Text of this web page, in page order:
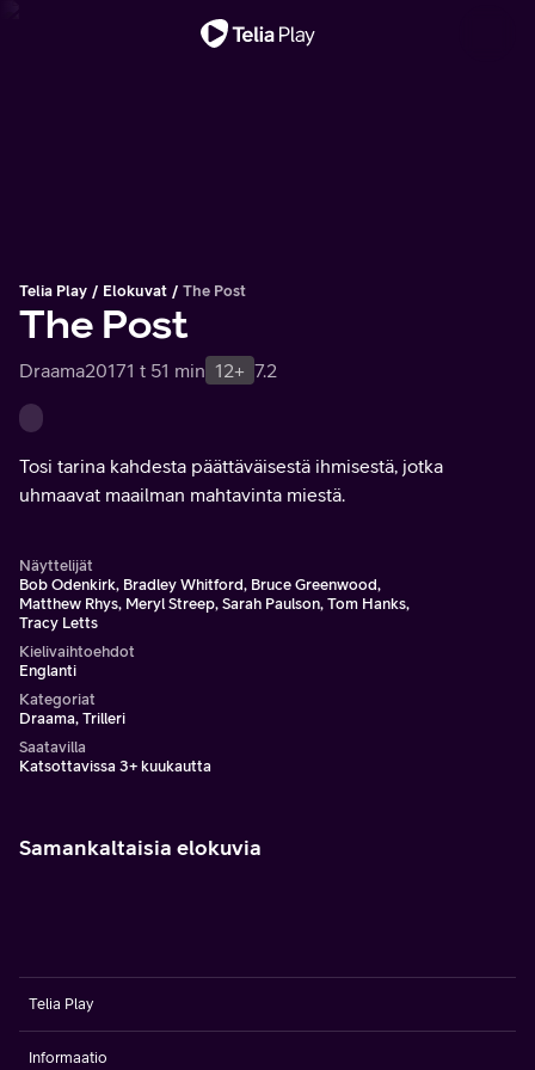
Telia Play Elokuvat The Post
The Post
Draama20171 t 51 min 12+ 7.2
Tosi tarina kahdesta päättäväisestä ihmisestä, jotka
uhmaavat maailman mahtavinta miestä.
Näyttelijät
Bob Odenkirk, Bradley Whitford, Bruce Greenwood,
Matthew Rhys, Meryl Streep, Sarah Paulson, Tom Hanks,
Tracy Letts
Kielivaihtoehdot
Englanti
Kategoriat
Draama, Trilleri
Saatavilla
Katsottavissa 3+ kuukautta
Samankaltaisia elokuvia
Telia Play
Informaatio